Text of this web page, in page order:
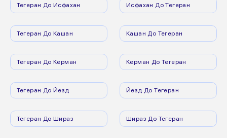
Тегеран До Исфахан Исфахан До Тегеран
Тегеран До Кашан Кашан До Тегеран
Тегеран До Керман Керман До Тегеран
Тегеран До Йезд Йезд До Тегеран
Тегеран До Шираз Шираз До Тегеран